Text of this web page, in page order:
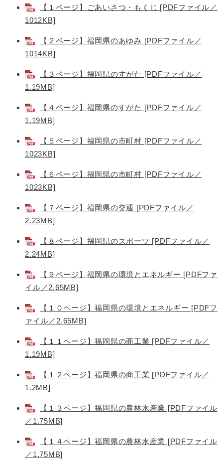
【１ページ】ごあいさつ・もくじ [PDFファイル／
1012KB]
【２ページ】福岡県のあゆみ [PDFファイル／
1014KB]
【３ページ】福岡県のすがた [PDFファイル／
1.19MB]
【４ページ】福岡県のすがた [PDFファイル／
1.19MB]
【５ページ】福岡県の市町村 [PDFファイル／
1023KB]
【６ページ】福岡県の市町村 [PDFファイル／
1023KB]
【７ページ】福岡県の交通 [PDFファイル／
2.23MB]
【８ページ】福岡県のスポーツ [PDFファイル／
2.24MB]
【９ページ】福岡県の環境とエネルギー [PDFファ
イル／2.65MB]
【１０ページ】福岡県の環境とエネルギー [PDFフ
ァイル／2.65MB]
【１１ページ】福岡県の商工業 [PDFファイル／
1.19MB]
【１２ページ】福岡県の商工業 [PDFファイル／
1.2MB]
【１３ページ】福岡県の農林水産業 [PDFファイル
／1.75MB]
【１４ページ】福岡県の農林水産業 [PDFファイル
／1.75MB]